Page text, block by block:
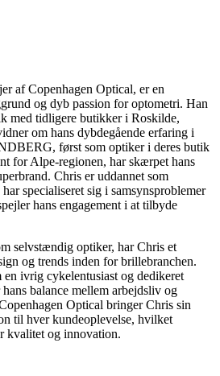
af Copenhagen Optical, er en
og dyb passion for optometri. Han
med tidligere butikker i Roskilde,
om hans dybdegående erfaring i
først som optiker i deres butik
for Alpe-regionen, har skærpet hans
Chris er uddannet som
specialiseret sig i samsynsproblemer
hans engagement i at tilbyde
selvstændig optiker, har Chris et
og trends inden for brillebranchen.
ivrig cykelentusiast og dedikeret
balance mellem arbejdsliv og
Optical bringer Chris sin
til hver kundeoplevelse, hvilket
kvalitet og innovation.